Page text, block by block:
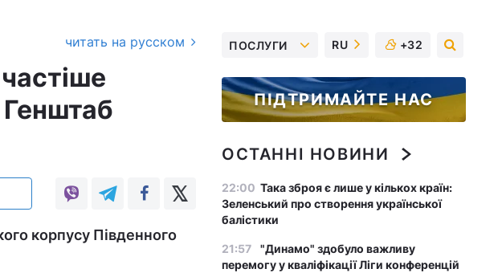
читать на русском
корпусу Південного
ПОСЛУГИ RU +32
ПІДТРИМАЙТЕ НАС
ОСТАННІ НОВИНИ
22:00 Така зброя є лише у кількох країн:
Зеленський про створення української
балістики
21:57
"Динамо" здобуло важливу
перемогу у кваліфікації Ліги конференцій